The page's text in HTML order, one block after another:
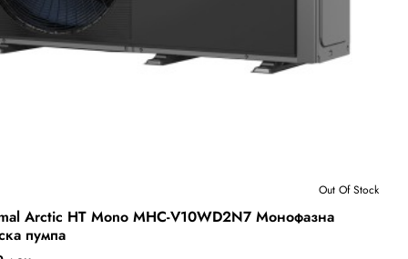
Бесплатна Достава
Out Of Stock
Arctic HT Mono MHC-V10WD2N7 Монофазна
пумпа